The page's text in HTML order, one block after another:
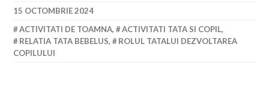
15 OCTOMBRIE 2024
ACTIVITATI DE TOAMNA, ACTIVITATI TATA SI COPIL,
RELATIA TATA BEBELUS,
ROLUL TATALUI DEZVOLTAREA
COPILULUI